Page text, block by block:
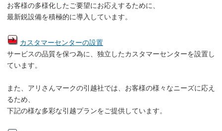
お客様の多様化したご要望にお応えするために、
最新鋭設備を積極的に導入しています。
カスタマーセンターの設置
サービスの品質を保つ為に、独立したカスタマーセンターを設置し
ています。
また、アリさんマークの引越社では、お客様の様々なニーズに応え
るため、
下記の様な多彩な引越プランをご提供しています。